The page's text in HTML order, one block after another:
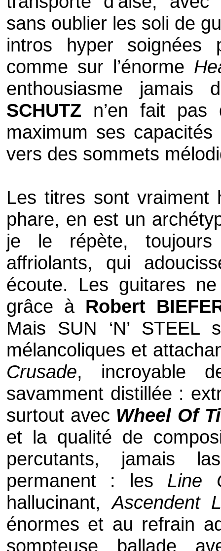
sans oublier les soli de
intros hyper soignées
comme sur l’énorme
enthousiasme
SCHUTZ n’en fait pas
maximum ses
vers des sommets
Les titres sont vraiment
phare, en est un
je le répète,
affriolants, qui
écoute. Les guitares
grâce à Robert
Mais SUN ‘N’ STEEL
mélancoliques et
Crusade, incroyable
savamment distillée :
surtout avec Wheel Of
et la qualité de
percutants, jamais
permanent : les Line
hallucinant,Ascendent
énormes et au refrain
sompteuse ballade